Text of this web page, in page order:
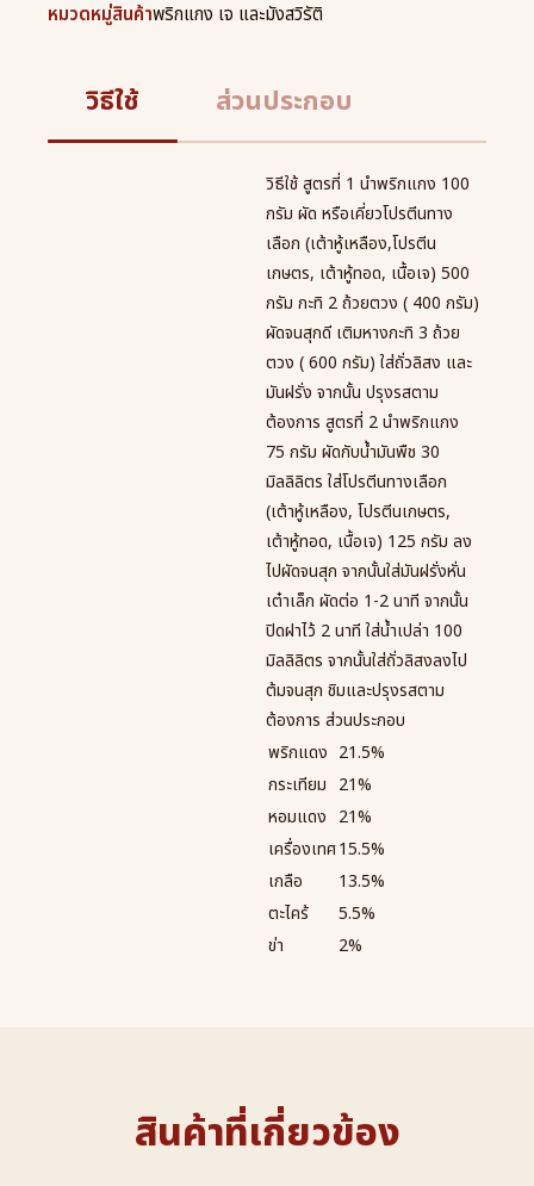
หมวดหมู่สินค้าพริกแกง เจ และมังสวิรัติ
วิธีใช้ ส่วนประกอบ
วิธีใช้ สูตรที่ 1 นำพริกแกง 100
กรัม ผัด หรือเคี่ยวโปรตีนทาง
เลือก (เต้าหู้เหลือง,โปรตีน
เกษตร, เต้าหู้ทอด, เนื้อเจ) 500
กรัม กะทิ 2 ถ้วยตวง ( 400 กรัม)
ผัดจนสุกดี เติมหางกะทิ 3 ถ้วย
ตวง ( 600 กรัม) ใส่ถั่วลิสง และ
มันฝรั่ง จากนั้น ปรุงรสตาม
ต้องการ สูตรที่ 2 นำพริกแกง
75 กรัม ผัดกับน้ำมันพืช 30
มิลลิลิตร ใส่โปรตีนทางเลือก
(เต้าหู้เหลือง, โปรตีนเกษตร,
เต้าหู้ทอด, เนื้อเจ) 125 กรัม ลง
ไปผัดจนสุก จากนั้นใส่มันฝรั่งหั่น
เต๋าเล็ก ผัดต่อ 1-2 นาที จากนั้น
ปิดฝาไว้ 2 นาที ใส่น้ำเปล่า 100
มิลลิลิตร จากนั้นใส่ถั่วลิสงลงไป
ต้มจนสุก ชิมและปรุงรสตาม
ต้องการ ส่วนประกอบ
พริกแดง 21.5%
กระเทียม 21%
หอมแดง 21%
เครื่องเทศ15.5%
เกลือ
13.5%
ตะไคร้
5.5%
ข่า
2%
สินค้าที่เกี่ยวข้อง